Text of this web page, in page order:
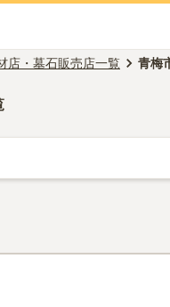
店・墓石販売店一覧 青梅